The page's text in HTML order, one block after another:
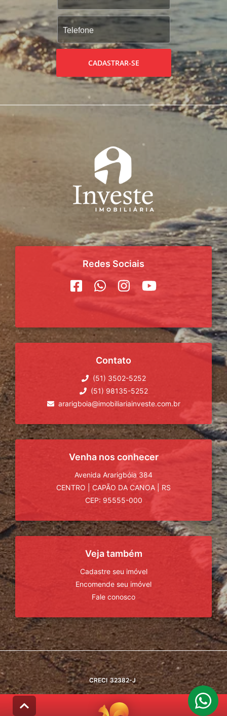
CADASTRAR-SE
Redes Sociais
Contato
(51) 3502-5252
(51) 98135-5252
ararigboia@imobiliariainveste.com.br
Venha nos conhecer
Avenida Ararigbóia 384
CENTRO
CAPÃO DA CANOA
RS
CEP: 95555-000
Veja também
Cadastre seu imóvel
Encomende seu imóvel
Fale conosco
CRECI 32382-J